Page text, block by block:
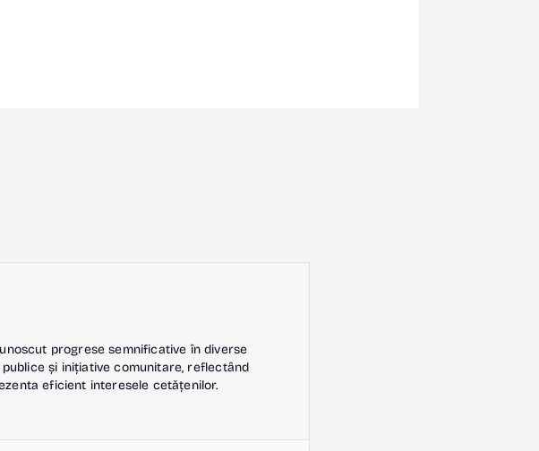
progrese semnificative în diverse
și inițiative comunitare, reflectând
eficient interesele cetățenilor.